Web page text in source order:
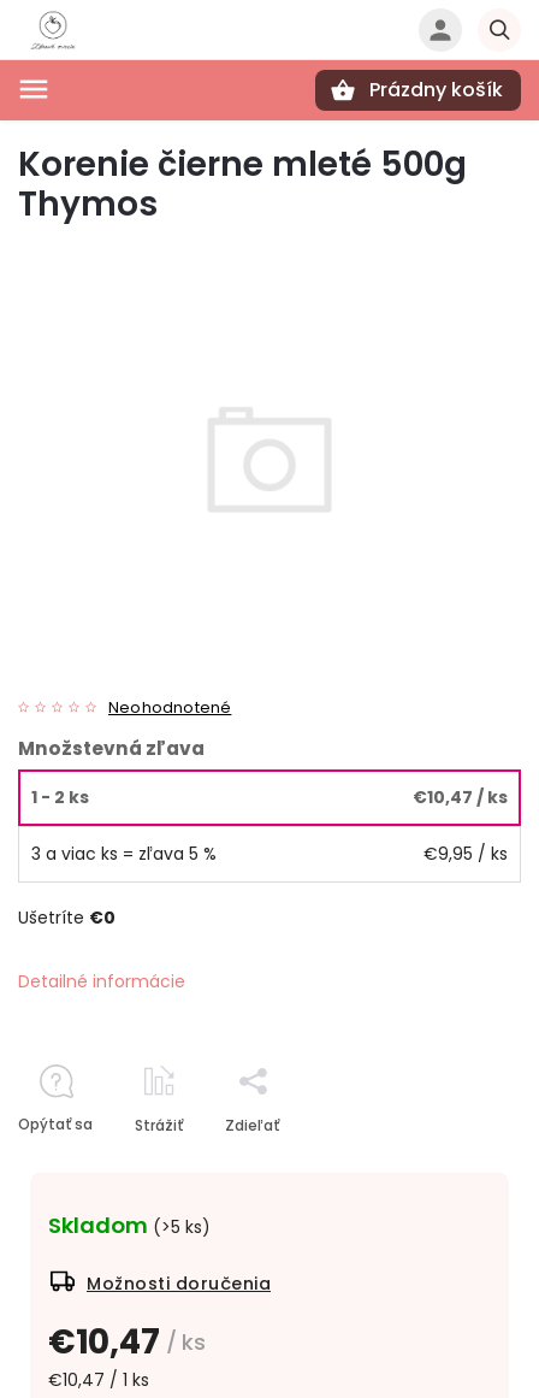
Prázdny košík
Korenie čierne mleté 500g
Thymos
Neohodnotené
€10,47 / ks
€10,47 / 1 ks
Skladom (>5 ks)
Možnosti doručenia
Množstevná zľava
1 - 2 ks €10,47 / ks
3 a viac ks = zľava 5 % €9,95 / ks
Ušetríte €0
Detailné informácie
Opýtať sa Strážiť Zdieľať